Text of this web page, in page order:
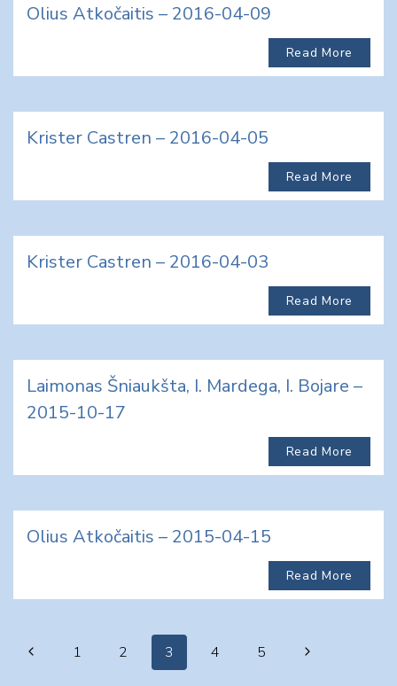
Olius Atkočaitis – 2016-04-09
Read More
Krister Castren – 2016-04-05
Read More
Krister Castren – 2016-04-03
Read More
Laimonas Šniaukšta, I. Mardega, I. Bojare –
2015-10-17
Read More
Olius Atkočaitis – 2015-04-15
Read More
Page
Previous1 2 3 4 5
Next